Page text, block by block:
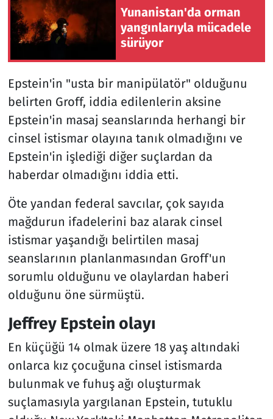
Yunanistan'da orman
yangınlarıyla mücadele
sürüyor
Epstein'in "usta bir manipülatör" olduğunu
belirten Groff, iddia edilenlerin aksine
Epstein'in masaj seanslarında herhangi bir
cinsel istismar olayına tanık olmadığını ve
Epstein'in işlediği diğer suçlardan da
haberdar olmadığını iddia etti.
Öte yandan federal savcılar, çok sayıda
mağdurun ifadelerini baz alarak cinsel
istismar yaşandığı belirtilen masaj
seanslarının planlanmasından Groff'un
sorumlu olduğunu ve olaylardan haberi
olduğunu öne sürmüştü.
Jeffrey Epstein olayı
En küçüğü 14 olmak üzere 18 yaş altındaki
onlarca kız çocuğuna cinsel istismarda
bulunmak ve fuhuş ağı oluşturmak
suçlamasıyla yargılanan Epstein, tutuklu